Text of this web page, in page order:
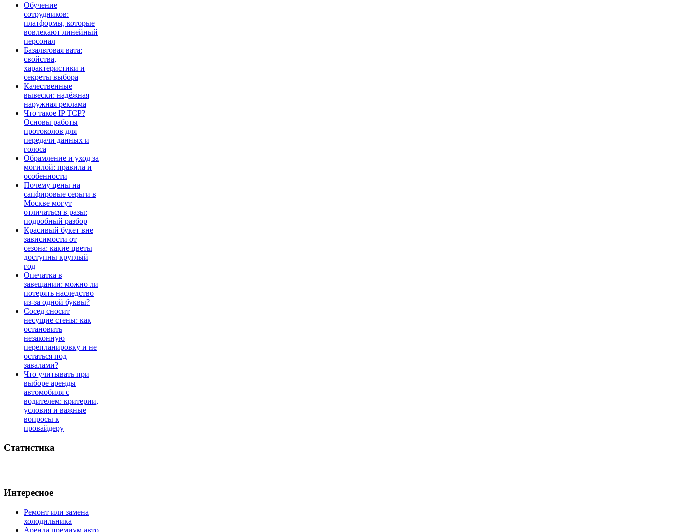
Обучение
сотрудников:
платформы, которые
вовлекают линейный
персонал
Базальтовая вата:
свойства,
характеристики и
секреты выбора
Качественные
вывески: надёжная
наружная реклама
Что такое IP TCP?
Основы работы
протоколов для
передачи данных и
голоса
Обрамление и уход за
могилой: правила и
особенности
Почему цены на
сапфировые серьги в
Москве могут
отличаться в разы:
подробный разбор
Красивый букет вне
зависимости от
сезона: какие цветы
доступны круглый
год
Опечатка в
завещании: можно ли
потерять наследство
из-за одной буквы?
Сосед сносит
несущие стены: как
остановить
незаконную
перепланировку и не
остаться под
завалами?
Что учитывать при
выборе аренды
автомобиля с
водителем: критерии,
условия и важные
вопросы к
провайдеру
Статистика
Интересное
Ремонт или замена
холодильника